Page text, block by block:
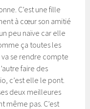
C’est une fille
à cœur son amitié
peu naïve car elle
ça toutes les
va se rendre compte
faire des
c’est elle le pont.
deux meilleures
même pas. C’est